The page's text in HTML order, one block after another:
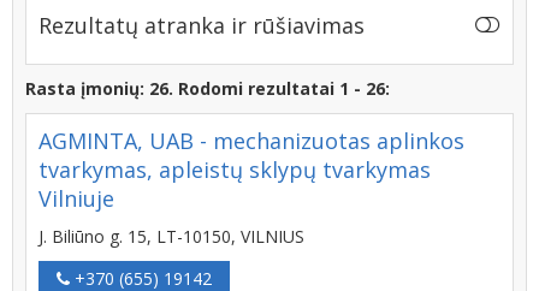
Rezultatų atranka ir rūšiavimas
Rasta įmonių: 26. Rodomi rezultatai 1 - 26:
AGMINTA, UAB - mechanizuotas aplinkos
tvarkymas, apleistų sklypų tvarkymas
Vilniuje
J. Biliūno g. 15, LT-10150, VILNIUS
+370 (655) 19142